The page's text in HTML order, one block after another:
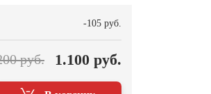
-105 руб.
руб. 1.100 руб.